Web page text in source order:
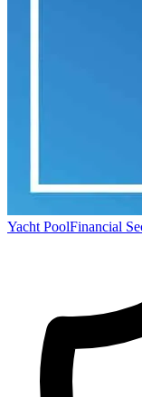
Yacht PoolFinancial